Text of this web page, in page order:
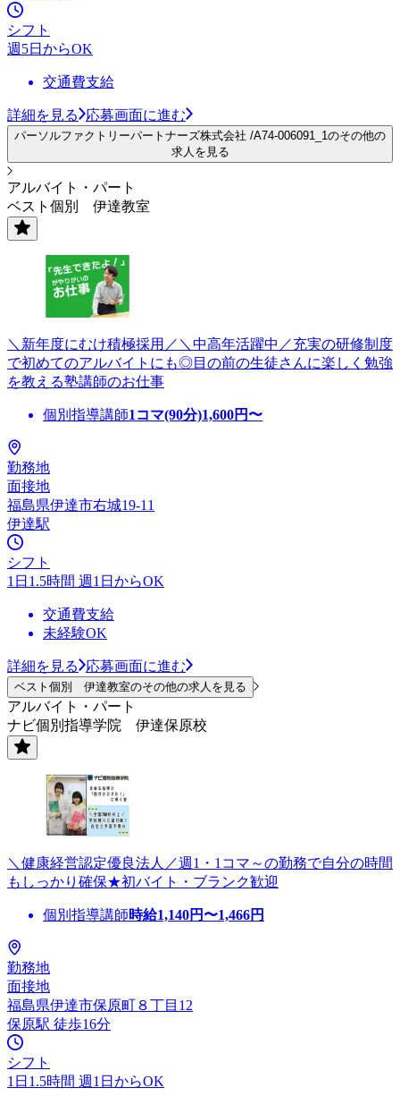
シフト
週5日からOK
交通費支給
詳細を見る 応募画面に進む
パーソルファクトリーパートナーズ株式会社 /A74-006091_1のその他の
求人を見る
アルバイト・パート
ベスト個別 伊達教室
＼新年度にむけ積極採用／＼中高年活躍中／充実の研修制度
で初めてのアルバイトにも◎目の前の生徒さんに楽しく勉強
を教える塾講師のお仕事
個別指導講師1コマ(90分)1,600円〜
勤務地
面接地
福島県伊達市右城19-11
伊達駅
シフト
1日1.5時間 週1日からOK
交通費支給
未経験OK
詳細を見る 応募画面に進む
ベスト個別 伊達教室のその他の求人を見る
アルバイト・パート
ナビ個別指導学院 伊達保原校
＼健康経営認定優良法人／週1・1コマ～の勤務で自分の時間
もしっかり確保★初バイト・ブランク歓迎
個別指導講師時給1,140円〜1,466円
勤務地
面接地
福島県伊達市保原町８丁目12
保原駅 徒歩16分
シフト
1日1.5時間 週1日からOK